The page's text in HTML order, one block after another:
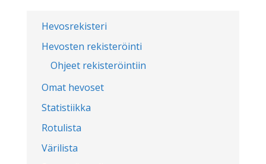
Hevosrekisteri
Hevosten rekisteröinti
Ohjeet rekisteröintiin
Omat hevoset
Statistiikka
Rotulista
Värilista